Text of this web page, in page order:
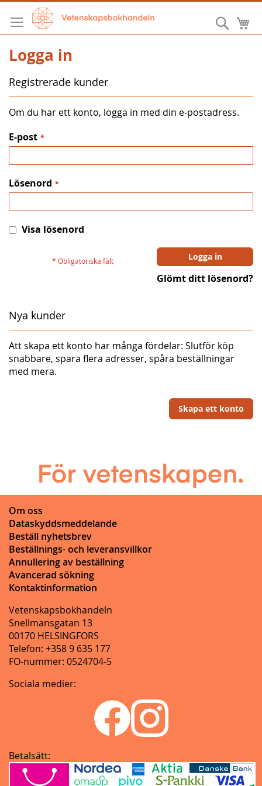
Hoppa
till
innehållet
Sök
Logga in
Registrerade kunder
Om du har ett konto, logga in med din e-postadress.
E-post
Lösenord
Visa lösenord
Logga in
Glömt ditt lösenord?
Nya kunder
Att skapa ett konto har många fördelar: Slutför köp
snabbare, spara flera adresser, spåra beställningar
med mera.
Skapa ett konto
Om oss
Dataskyddsmeddelande
Beställ nyhetsbrev
Beställnings- och leveransvillkor
Annullering av beställning
Avancerad sökning
Kontaktinformation
Vetenskapsbokhandeln
Snellmansgatan 13
00170 HELSINGFORS
Telefon: +358 9 635 177
FO-nummer: 0524704-5
Sociala medier:
Betalsätt: